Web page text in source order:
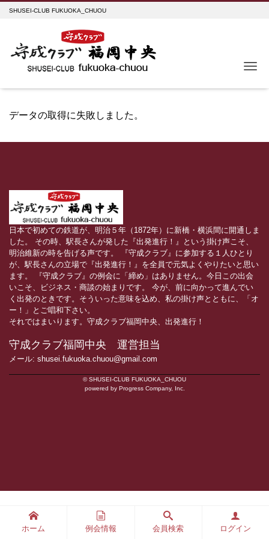
SHUSEI-CLUB FUKUOKA_CHUOU
データの取得に失敗しました。
ホーム 例会情報 会員検索 ログイン
日本で初めての鉄道が、明治５年（1872年）に新橋・横浜間に開通しま
した。 その時、駅長さんが発した『出発進行！』という掛け声こそ、
明治維新の時を告げる声です。 『守成クラブ』に参加する１人ひとり
が、駅長さんの立場で『出発進行！』を全員で元気よくやりたいと思い
ます。 『守成クラブ』の例会に「締め」はありません。今日この出会
いこそ、ビジネス・商談の始まりです。 今が、前に向かって進んでい
く出発のときです。そういった意味を込め、私の掛け声とともに、「オ
ー！」とご唱和下さい。
それではまいります。守成クラブ福岡中央、出発進行！
守成クラブ福岡中央 運営担当
メール: shusei.fukuoka.chuou@gmail.com
© SHUSEI-CLUB FUKUOKA_CHUOU
powered by Progress Company, Inc.